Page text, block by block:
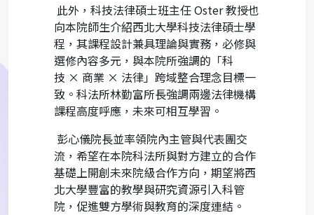
此外，科技法律碩士班主任Oster教授也
向本院師生介紹西北大學科技法律碩士學
程，其課程設計兼具理論與實務，必修與
選修內容多元，與本院所強調的「科
技 × 商業 × 法律」跨域整合理念目標一
致。科法所林勤富所長強調兩邊法律機構
課程高度呼應，未來可相互學習。
彭心儀院長並率領院內主管與代表團交
流，希望在本院科法所與對方建立的合作
基礎上開創未來院級合作方向，期望將西
北大學豐富的教學與研究資源引入科管
院，促進雙方學術與教育的深度連結。